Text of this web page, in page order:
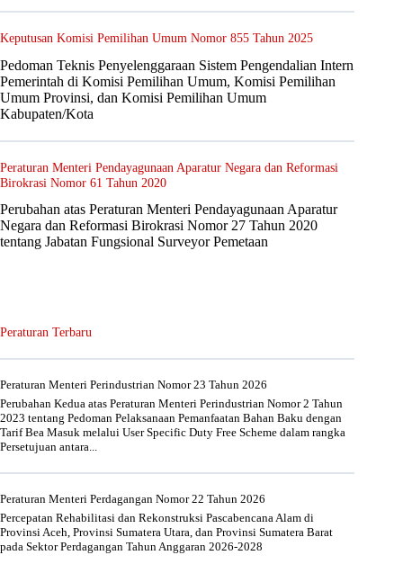
Keputusan Komisi Pemilihan Umum Nomor 855 Tahun 2025
Pedoman Teknis Penyelenggaraan Sistem Pengendalian Intern
Pemerintah di Komisi Pemilihan Umum, Komisi Pemilihan
Umum Provinsi, dan Komisi Pemilihan Umum
Kabupaten/Kota
Peraturan Menteri Pendayagunaan Aparatur Negara dan Reformasi
Birokrasi Nomor 61 Tahun 2020
Perubahan atas Peraturan Menteri Pendayagunaan Aparatur
Negara dan Reformasi Birokrasi Nomor 27 Tahun 2020
tentang Jabatan Fungsional Surveyor Pemetaan
Peraturan Terbaru
Peraturan Menteri Perindustrian Nomor 23 Tahun 2026
Perubahan Kedua atas Peraturan Menteri Perindustrian Nomor 2 Tahun
2023 tentang Pedoman Pelaksanaan Pemanfaatan Bahan Baku dengan
Tarif Bea Masuk melalui User Specific Duty Free Scheme dalam rangka
Persetujuan antara...
Peraturan Menteri Perdagangan Nomor 22 Tahun 2026
Percepatan Rehabilitasi dan Rekonstruksi Pascabencana Alam di
Provinsi Aceh, Provinsi Sumatera Utara, dan Provinsi Sumatera Barat
pada Sektor Perdagangan Tahun Anggaran 2026-2028